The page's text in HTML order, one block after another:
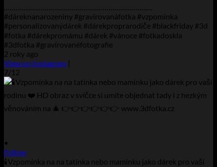
…………………………………………………………………..
#dáreknanarozeniny #gravírovanáfotka #vzpomínka
#personalizovanýdárek #dárekproprarodiče #blackfriday #3d
#fotka #dárekpromámu #dárek #vánoce #fotkadoskla
#3dfotka #gravírovanéfotografie
2 roky ago
View on Instagram |
7/12
•
Follow
🕯️Vzpomínka na na tatínka nebo maminku jako dárek pro vaši